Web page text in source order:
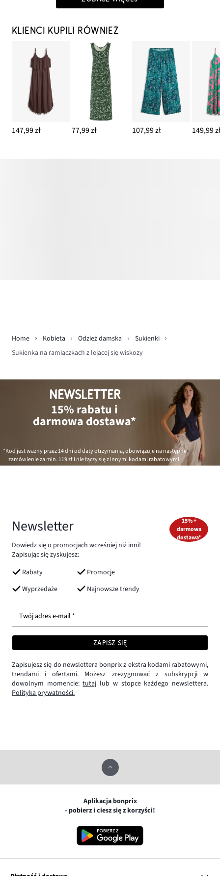
KLIENCI KUPILI RÓWNIEŻ
147,99 zł 77,99 zł 107,99 zł 149,99
Home Kobieta Odzież damska
Sukienki
Sukienka na ramiączkach z lejącej się wiskozy
NEWSLETTER
15% rabatu i
darmowa dostawa*
*Kod jest ważny przez 14 dni od daty otrzymania, obowiązuje na następne
zamówienie za min. 119 złi nie łączy się z innymi kodami rabatowymi.
Newsletter
Dowiedz się o promocjach wcześniej niż inni!
Zapisując się zyskujesz:
Rabaty
Promocje
Wyprzedaże
Najnowsze trendy
15% +
darmowa
dostawa*
Twój adres e-mail *
ZAPISZ SIĘ
Zapisujesz się do newslettera bonprix z ekstra kodami rabatowymi,
trendami i ofertami. Możesz zrezygnować z subskrypcji w
dowolnym momencie:tutaj lub w stopce każdego newslettera.
Polityka prywatności.
Aplikacja bonprix
- pobierz i ciesz się z korzyści!